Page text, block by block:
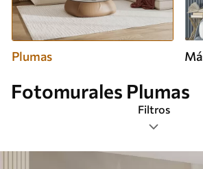
Plumas
Fotomurales Plumas
Filtros
Etiquetas